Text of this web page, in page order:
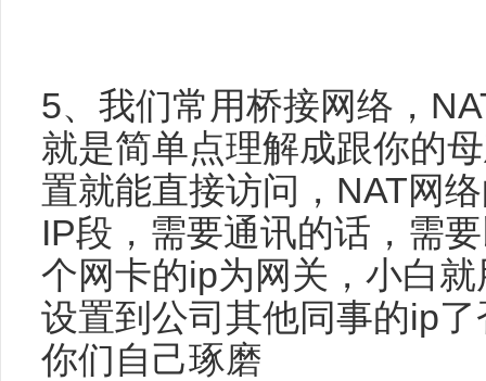
5、我们常用桥接网络，
就是简单点理解成跟你的
置就能直接访问，NAT网
IP段，需要通讯的话，需
个网卡的ip为网关，小白
设置到公司其他同事的ip
你们自己琢磨